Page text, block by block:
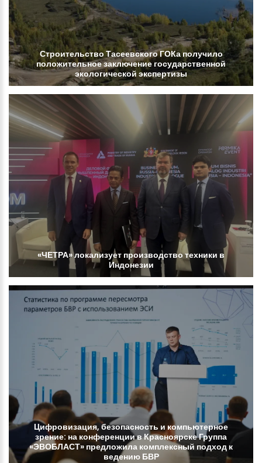
СтроительствоТасеевскогоГОКаполучило
положительноезаключениегосударственной
экологической экспертизы
«ЧЕТРА»локализует производствотехники в
Индонезии
Цифровизация, безопасность и компьютерное
зрение: на конференциивКрасноярскеГруппа
«ЭВОБЛАСТ» предложила комплексный подход к
ведению БВР